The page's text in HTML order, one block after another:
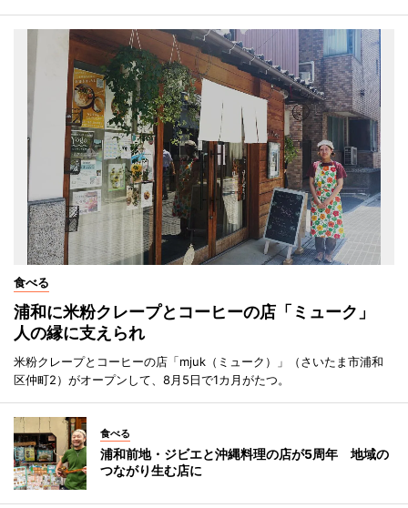
食べる
浦和に米粉クレープとコーヒーの店「ミューク」
人の縁に支えられ
米粉クレープとコーヒーの店「mjuk（ミューク）」（さいたま市浦和
区仲町2）がオープンして、8月5日で1カ月がたつ。
食べる
浦和前地・ジビエと沖縄料理の店が5周年 地域の
つながり生む店に